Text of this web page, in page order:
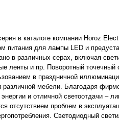
в каталоге компании Horoz
питания для лампы LED и
в различных серах, включая
ленты и пр. Поворотный точечный
в праздничной
мебели. Благодаря
и отличной светоотдачи –
отсутствием проблем в
Светодиодный